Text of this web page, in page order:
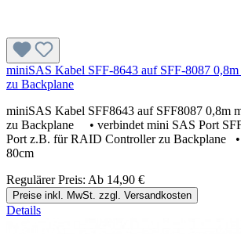
miniSAS Kabel SFF-8643 auf SFF-8087
zu Backplane
miniSAS Kabel SFF8643 auf SFF8087 0,8m
zu Backplane • verbindet mini SAS Port
Port z.B. für RAID Controller zu Backplane •
80cm
Regulärer Preis: Ab 14,90 €
Preise inkl. MwSt. zzgl. Versandkosten
Details